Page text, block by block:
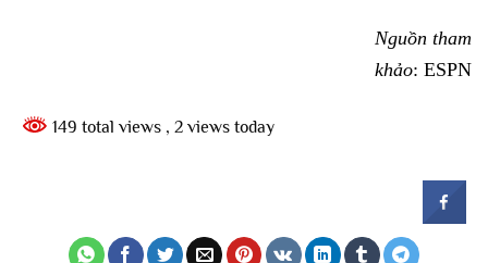
Nguồn tham
khảo: ESPN
149 total views , 2 views today